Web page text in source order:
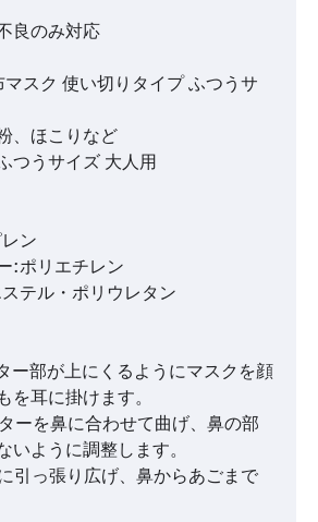
良のみ対応
マスク 使い切りタイプ ふつうサ
、ほこりなど
つうサイズ 大人用
ン
:ポリエチレン
テル・ポリウレタン
ー部が上にくるようにマスクを顔
を耳に掛けます。
ーを鼻に合わせて曲げ、鼻の部
いように調整します。
引っ張り広げ、鼻からあごまで